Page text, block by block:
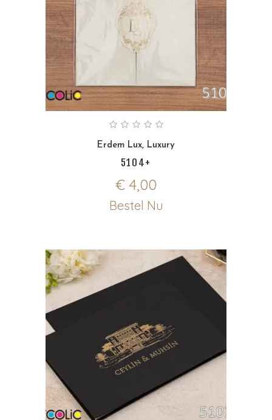
Erdem Lux, Luxury
5104+
€ 4,00
Bestel Nu